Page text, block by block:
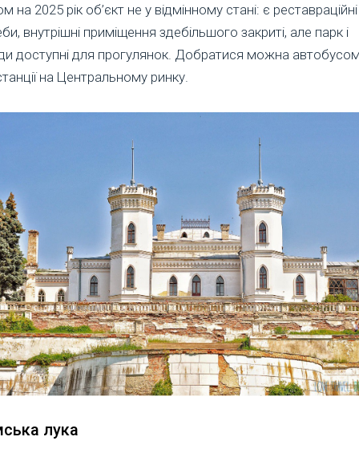
на 2025 рік об’єкт не у відмінному стані: є реставраційні
внутрішні приміщення здебільшого закриті, але парк і
доступні для прогулянок. Добратися можна
на Центральному ринку.
лука